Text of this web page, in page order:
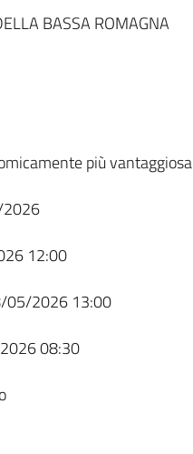
BASSA ROMAGNA
più vantaggiosa
12:00
05/2026 13:00
08:30